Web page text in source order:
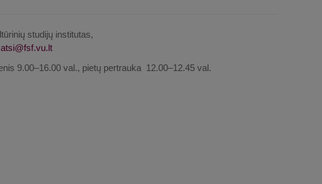
studijų institutas,
9.00–16.00 val., pietų pertrauka 12.00–12.45 val.